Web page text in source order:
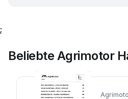
;
Beliebte Agrimotor